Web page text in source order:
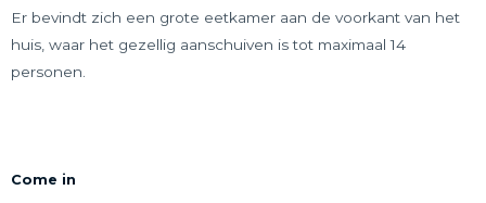
Er bevindt zich een grote eetkamer aan de voorkant van het
huis, waar het gezellig aanschuiven is tot maximaal 14
personen.
Come in